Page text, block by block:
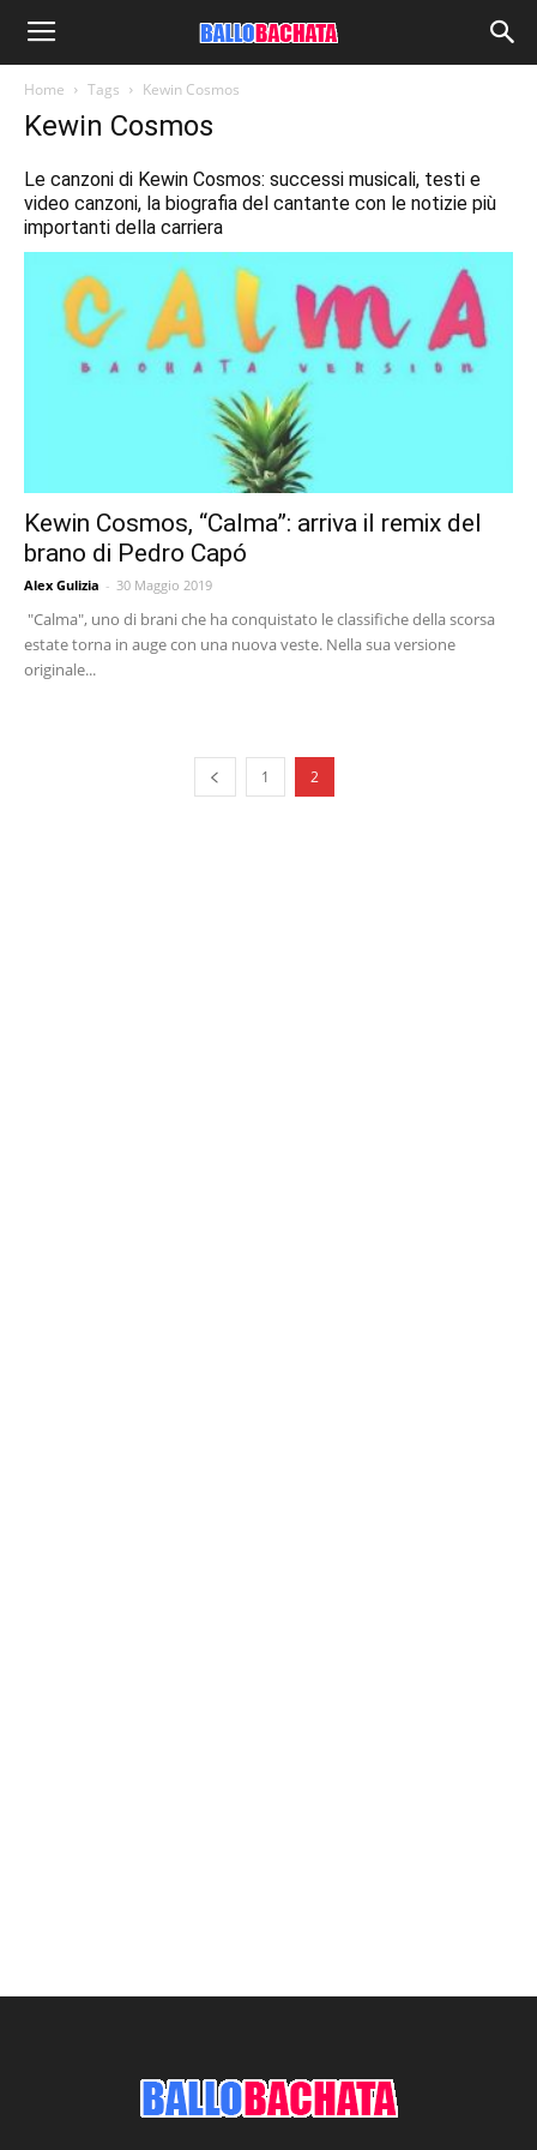
Home Tags Kewin Cosmos
Kewin Cosmos
Le canzoni di Kewin Cosmos: successi musicali, testi e
video canzoni, la biografia del cantante con le notizie più
importanti della carriera
Kewin Cosmos, “Calma”: arriva il remix del
brano di Pedro Capó
Alex Gulizia - 30 Maggio 2019
"Calma", uno di brani che ha conquistato le classifiche della scorsa
estate torna in auge con una nuova veste. Nella sua versione
originale...
1 2